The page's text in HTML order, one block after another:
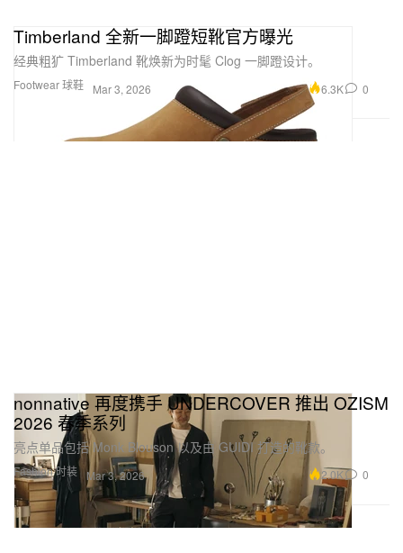
Footwear 球鞋
Timberland 全新一脚蹬短靴官方曝光
经典粗犷 Timberland 靴焕新为时髦 Clog 一脚蹬设计。
Mar 3, 2026 6.3K 0
Fashion 时装
nonnative 再度携手 UNDERCOVER 推出 OZISM
2026 春季系列
亮点单品包括 Monk Blouson 以及由 GUIDI 打造的靴款。
Mar 3, 2026 2.0K 0